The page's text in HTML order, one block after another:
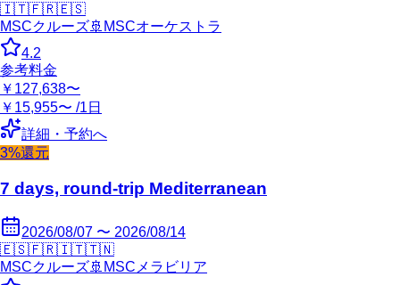
🇮🇹🇫🇷🇪🇸
MSCクルーズ🚢 MSCオーケストラ
4.2
参考料金
￥127,638〜
￥15,955〜 /1日
詳細・予約へ
3%還元
7 days, round-trip Mediterranean
2026/08/07 〜 2026/08/14
🇪🇸🇫🇷🇮🇹🇹🇳
MSCクルーズ🚢 MSCメラビリア